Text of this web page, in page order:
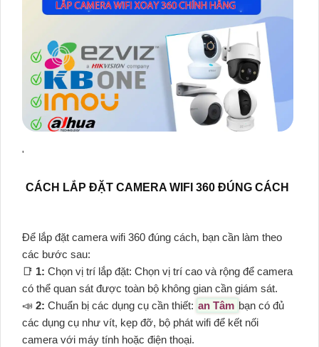
'
CÁCH LẮP ĐẶT CAMERA WIFI 360 ĐÚNG CÁCH
Để lắp đặt camera wifi 360 đúng cách, bạn cần làm theo
các bước sau:
📑 1: Chọn vị trí lắp đặt: Chọn vị trí cao và rộng để camera
có thể quan sát được toàn bộ không gian cần giám sát.
📣 2: Chuẩn bị các dụng cụ cần thiết: an Tâm bạn có đủ
các dụng cụ như vít, kẹp đỡ, bộ phát wifi để kết nối
camera với máy tính hoặc điện thoại.